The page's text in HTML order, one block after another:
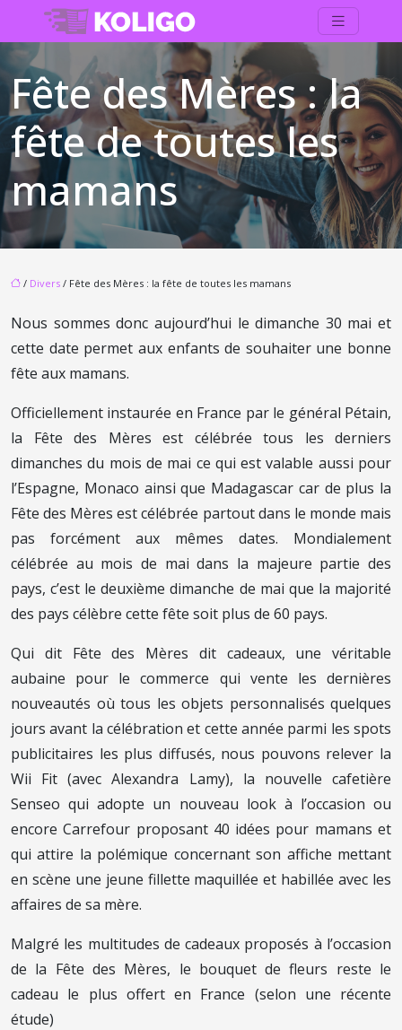
Fête des Mères : la
fête de toutes les
mamans
/ Divers / Fête des Mères : la fête de toutes les mamans
Nous sommes donc aujourd’hui le dimanche 30 mai et
cette date permet aux enfants de souhaiter une bonne
fête aux mamans.
Officiellement instaurée en France par le général Pétain,
la Fête des Mères est célébrée tous les derniers
dimanches du mois de mai ce qui est valable aussi pour
l’Espagne, Monaco ainsi que Madagascar car de plus la
Fête des Mères est célébrée partout dans le monde mais
pas forcément aux mêmes dates. Mondialement
célébrée au mois de mai dans la majeure partie des
pays, c’est le deuxième dimanche de mai que la majorité
des pays célèbre cette fête soit plus de 60 pays.
Qui dit Fête des Mères dit cadeaux, une véritable
aubaine pour le commerce qui vente les dernières
nouveautés où tous les objets personnalisés quelques
jours avant la célébration et cette année parmi les spots
publicitaires les plus diffusés, nous pouvons relever la
Wii Fit (avec Alexandra Lamy), la nouvelle cafetière
Senseo qui adopte un nouveau look à l’occasion ou
encore Carrefour proposant 40 idées pour mamans et
qui attire la polémique concernant son affiche mettant
en scène une jeune fillette maquillée et habillée avec les
affaires de sa mère.
Malgré les multitudes de cadeaux proposés à l’occasion
de la Fête des Mères, le bouquet de fleurs reste le
cadeau le plus offert en France (selon une récente
étude)